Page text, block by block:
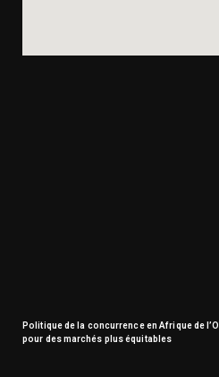
Politique de la concurrence en Afrique de
pour des marchés plus équitables